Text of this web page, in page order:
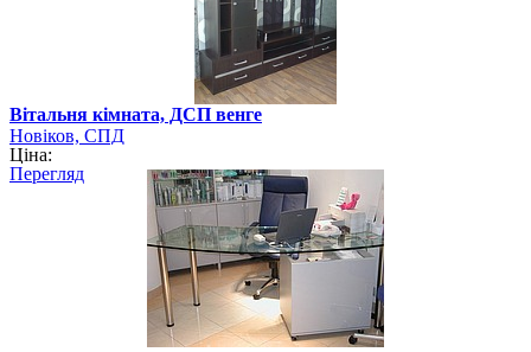
Вітальня кімната, ДСП венге
Новіков, СПД
Ціна:
Перегляд